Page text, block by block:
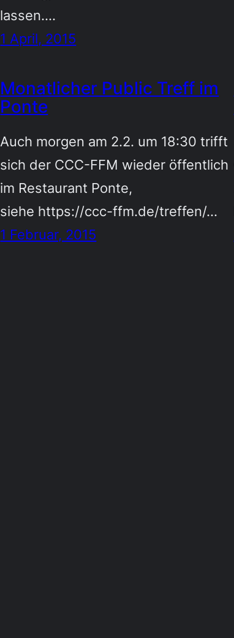
lassen.…
1 April, 2015
Monatlicher Public Treff im
Ponte
Auch morgen am 2.2. um 18:30 trifft
sich der CCC-FFM wieder öffentlich
im Restaurant Ponte,
siehe https://ccc-ffm.de/treffen/…
1 Februar, 2015